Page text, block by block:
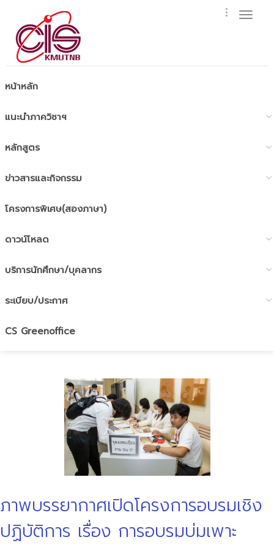
หน้าหลัก
แนะนำภาควิชาฯ
หลักสูตร
ข่าวสารและกิจกรรม
โครงการพิเศษ(สองภาษา)
ดาวน์โหลด
บริการนักศึกษา/บุคลากร
ระเบียบ/ประกาศ
CS Greenoffice
ภาพบรรยากาศเปิดโครงการอบรมเชิง
ปฏิบัติการ เรื่อง การอบรมบ่มเพาะ